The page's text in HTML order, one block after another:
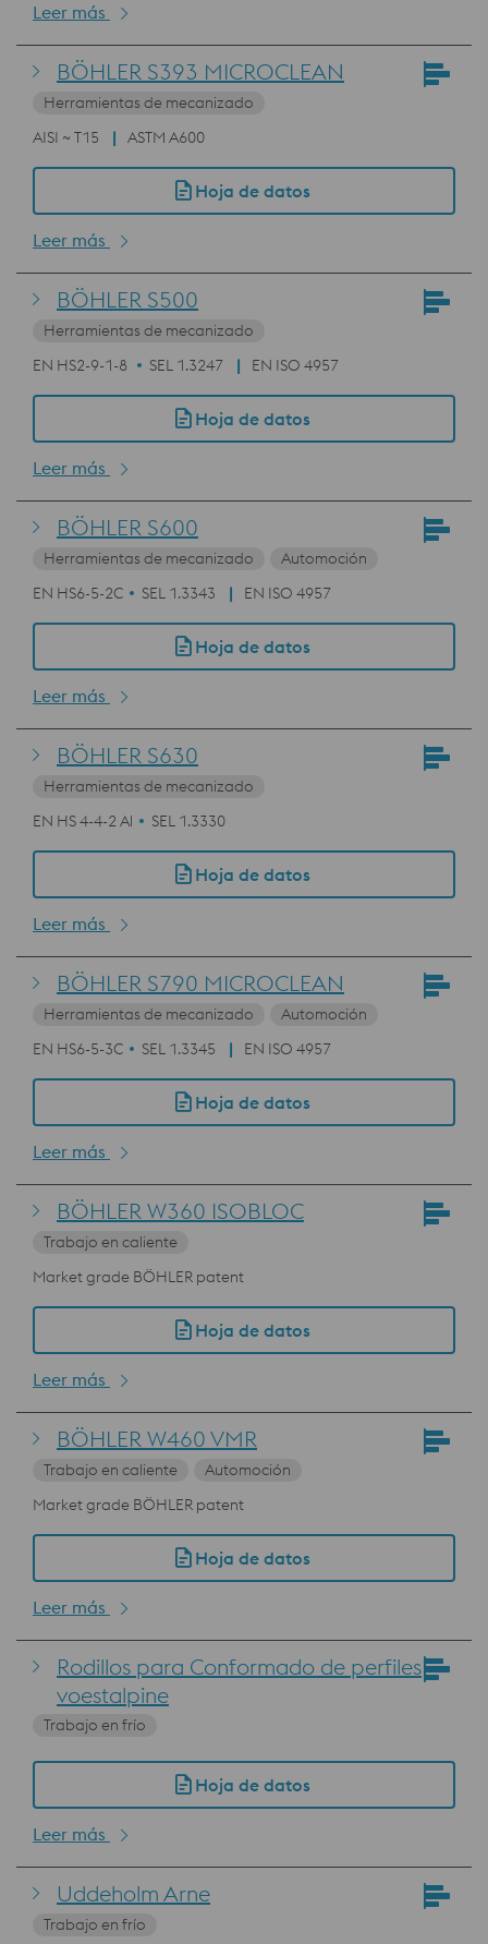
Leer más
BÖHLER S393 MICROCLEAN
Herramientas de mecanizado
AISI ~ T15
ASTM A600
Hoja de datos
Leer más
BÖHLER S500
Herramientas de mecanizado
EN HS2-9-1-8
SEL 1.3247 EN ISO 4957
Hoja de datos
Leer más
BÖHLER S600
Herramientas de mecanizado
Automoción
EN HS6-5-2C
SEL 1.3343 EN ISO 4957
Hoja de datos
Leer más
BÖHLER S630
Herramientas de mecanizado
EN HS 4-4-2 Al
SEL 1.3330
Hoja de datos
Leer más
BÖHLER S790 MICROCLEAN
Herramientas de mecanizado
Automoción
EN HS6-5-3C
SEL 1.3345 EN ISO 4957
Hoja de datos
Leer más
BÖHLER W360 ISOBLOC
Trabajo en caliente
Market grade BÖHLER patent
Hoja de datos
Leer más
BÖHLER W460 VMR
Trabajo en caliente
Automoción
Market grade BÖHLER patent
Hoja de datos
Leer más
Rodillos para Conformado de perfiles
voestalpine
Trabajo en frío
Hoja de datos
Leer más
Uddeholm Arne
Trabajo en frío